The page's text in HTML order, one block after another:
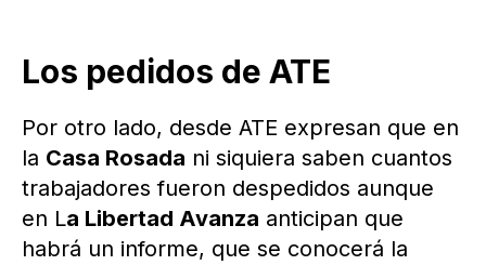
Los pedidos de ATE
Por otro lado, desde ATE expresan que en
la Casa Rosada ni siquiera saben cuantos
trabajadores fueron despedidos aunque
en La Libertad Avanza anticipan que
habrá un informe, que se conocerá la